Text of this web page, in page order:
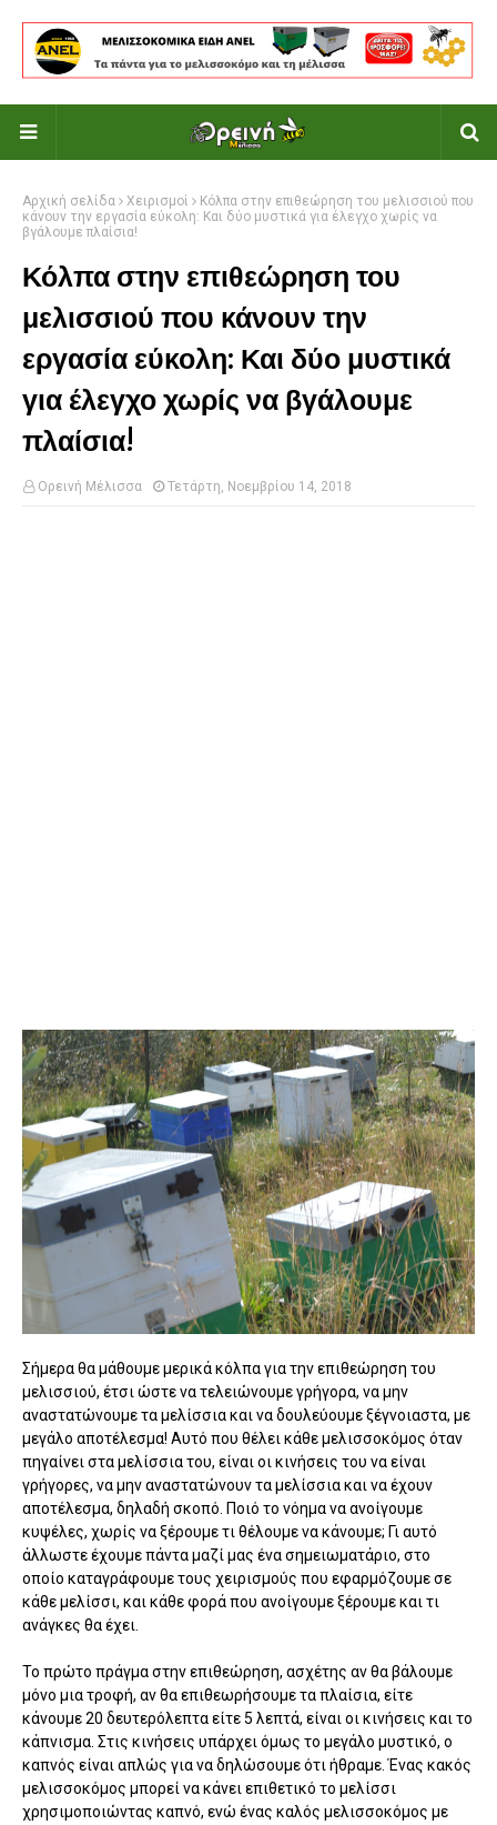
Αρχική σελίδα Χειρισμοί
Κόλπα στην επιθεώρηση του μελισσιού που
κάνουν την εργασία εύκολη: Και δύο μυστικά για έλεγχο χωρίς να
βγάλουμε πλαίσια!
Κόλπα στην επιθεώρηση του
μελισσιού που κάνουν την
εργασία εύκολη: Και δύο μυστικά
για έλεγχο χωρίς να βγάλουμε
πλαίσια!
Ορεινή Μέλισσα Τετάρτη, Νοεμβρίου 14, 2018
Σήμερα θα μάθουμε μερικά κόλπα για την επιθεώρηση του
μελισσιού, έτσι ώστε να τελειώνουμε γρήγορα, να μην
αναστατώνουμε τα μελίσσια και να δουλεύουμε ξέγνοιαστα, με
μεγάλο αποτέλεσμα! Αυτό που θέλει κάθε μελισσοκόμος όταν
πηγαίνει στα μελίσσια του, είναι οι κινήσεις του να είναι
γρήγορες, να μην αναστατώνουν τα μελίσσια και να έχουν
αποτέλεσμα, δηλαδή σκοπό. Ποιό το νόημα να ανοίγουμε
κυψέλες, χωρίς να ξέρουμε τι θέλουμε να κάνουμε; Γι αυτό
άλλωστε έχουμε πάντα μαζί μας ένα σημειωματάριο, στο
οποίο καταγράφουμε τους χειρισμούς που εφαρμόζουμε σε
κάθε μελίσσι, και κάθε φορά που ανοίγουμε ξέρουμε και τι
ανάγκες θα έχει.
Το πρώτο πράγμα στην επιθεώρηση, ασχέτης αν θα βάλουμε
μόνο μια τροφή, αν θα επιθεωρήσουμε τα πλαίσια, είτε
κάνουμε 20 δευτερόλεπτα είτε 5 λεπτά, είναι οι κινήσεις και το
κάπνισμα. Στις κινήσεις υπάρχει όμως το μεγάλο μυστικό, ο
καπνός είναι απλώς για να δηλώσουμε ότι ήθραμε. Ένας κακός
μελισσοκόμος μπορεί να κάνει επιθετικό το μελίσσι
χρησιμοποιώντας καπνό, ενώ ένας καλός μελισσοκόμος με